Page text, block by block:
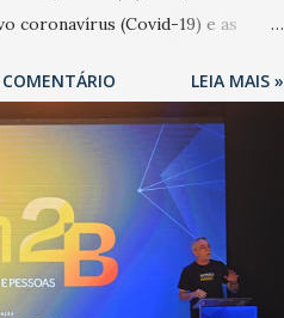
coronavírus (Covid-19) e as
enfermos. O secretário informou
plano de contingência pautado
população suspeita e de
e domiciliares. “Nós não
como temos em todos os
influenza ou H1N1. Trata-
diferente, com um poder de
LEIA MAIS »